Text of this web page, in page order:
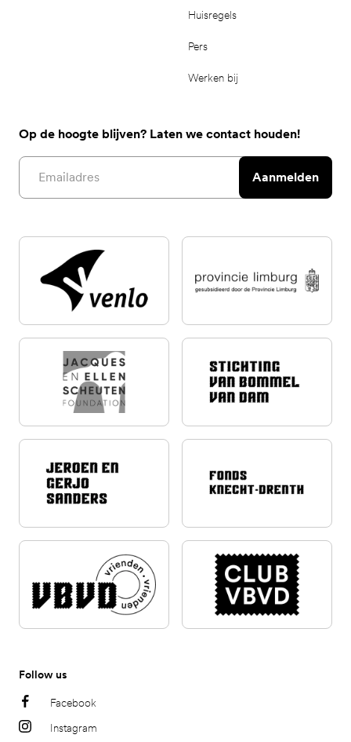
Huisregels
Pers
Werken bij
Op de hoogte blijven? Laten we contact houden!
Email address
Aanmelden
Follow us
Facebook
Instagram